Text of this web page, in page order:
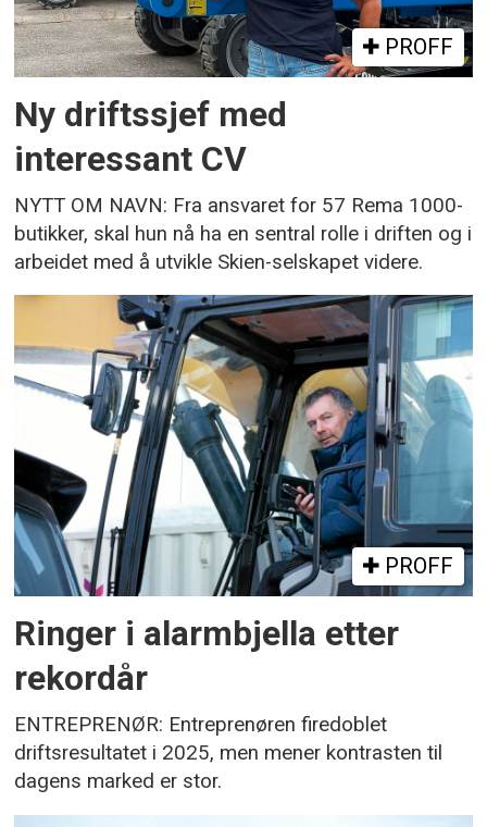
PROFF
Ny driftssjef med
interessant CV
NYTT OM NAVN: Fra ansvaret for 57 Rema 1000-
butikker, skal hun nå ha en sentral rolle i driften og i
arbeidet med å utvikle Skien-selskapet videre.
PROFF
Ringer i alarmbjella etter
rekordår
ENTREPRENØR: Entreprenøren firedoblet
driftsresultatet i 2025, men mener kontrasten til
dagens marked er stor.